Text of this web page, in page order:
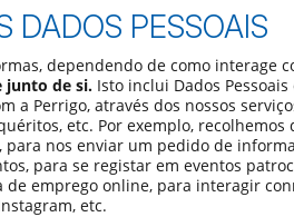
DADOS PESSOAIS
dependendo de como interage
junto de si. Isto inclui Dados Pessoais
a Perrigo, através dos nossos
etc. Por exemplo, recolhemos
nos enviar um pedido de
para se registar em eventos
emprego online, para interagir
etc.